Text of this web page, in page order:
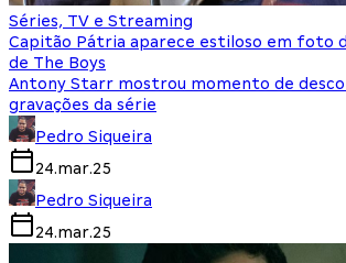
Séries, TV e Streaming
Capitão Pátria aparece estiloso em foto
de The Boys
Antony Starr mostrou momento de
gravações da série
Pedro Siqueira
24.mar.25
Pedro Siqueira
24.mar.25